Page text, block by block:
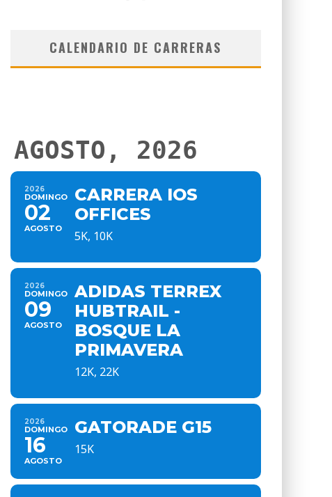
CALENDARIO DE CARRERAS
AGOSTO, 2026
2026
DOMINGO
02
AGOSTO
CARRERA IOS
OFFICES
5K, 10K
2026
DOMINGO
09
AGOSTO
ADIDAS TERREX
HUBTRAIL -
BOSQUE LA
PRIMAVERA
12K, 22K
2026
DOMINGO
16
AGOSTO
GATORADE G15
15K